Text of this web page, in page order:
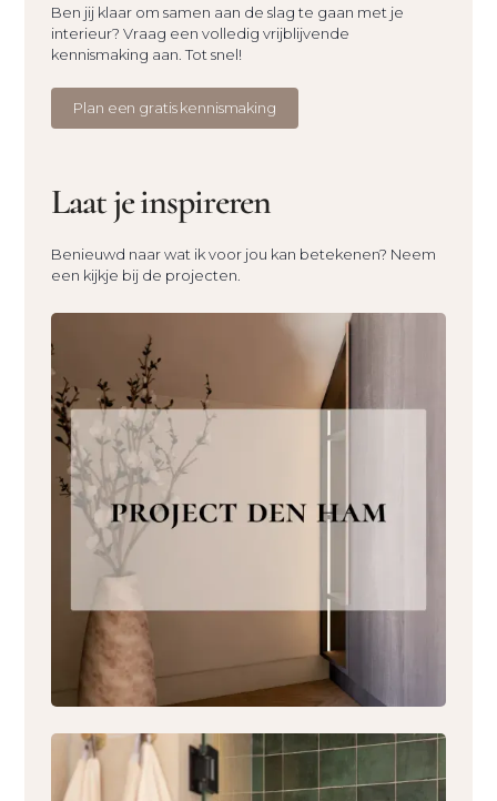
Ben jij klaar om samen aan de slag te gaan met je
interieur? Vraag een volledig vrijblijvende
kennismaking aan. Tot snel!
Plan een gratis kennismaking
Laat je inspireren
Benieuwd naar wat ik voor jou kan betekenen? Neem
een kijkje bij de projecten.